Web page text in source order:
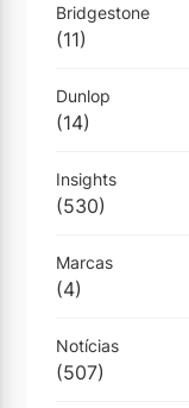
Bridgestone
(11)
Dunlop
(14)
Insights
(530)
Marcas
(4)
Notícias
(507)